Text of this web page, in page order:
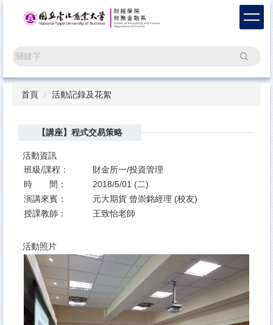
區
搜尋
首頁 活動記錄及花絮
【講座】程式交易策略
活動資訊
班級/課程：
財金所一/投資管理
時 間：
2018/5/01 (二)
演講來賓：
元大期貨 曾崇銘經理 (校友)
授課教師：
王致怡老師
活動照片